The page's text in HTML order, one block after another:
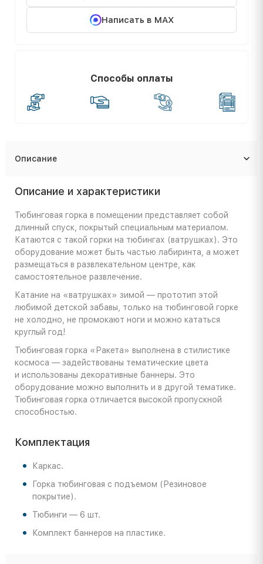
Написать в MAX
Способы оплаты
Описание
Описание и характеристики
Тюбинговая горка в помещении представляет собой
длинный спуск, покрытый специальным материалом.
Катаются с такой горки на тюбингах (ватрушках). Это
оборудование может быть частью лабиринта, а может
размещаться в развлекательном центре, как
самостоятельное развлечение.
Катание на «ватрушках» зимой — прототип этой
любимой детской забавы, только на тюбинговой горке
не холодно, не промокают ноги и можно кататься
круглый год!
Тюбинговая горка «Ракета» выполнена в стилистике
космоса — задействованы тематические цвета
и использованы декоративные баннеры. Это
оборудование можно выполнить и в другой тематике.
Тюбинговая горка отличается высокой пропускной
способностью.
Комплектация
Каркас.
Горка тюбинговая с подъемом (Резиновое
покрытие).
Тюбинги — 6 шт.
Комплект баннеров на пластике.